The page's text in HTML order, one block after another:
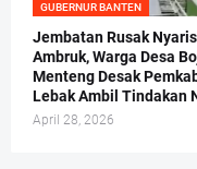
GUBERNUR BANTEN
Jembatan Rusak Nyaris
Ambruk, Warga Desa
Menteng Desak
Lebak Ambil Tindakan
April 28, 2026